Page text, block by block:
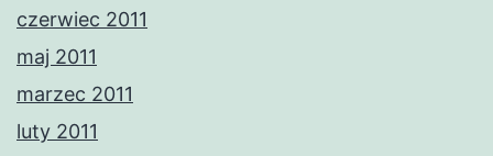
czerwiec 2011
maj 2011
marzec 2011
luty 2011